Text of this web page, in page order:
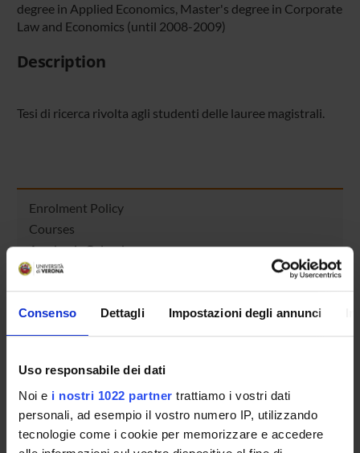
Consenso Dettagli Impostazioni degli annunci
Uso responsabile dei dati
Noi e i nostri 1022 partner trattiamo i vostri dati
personali, ad esempio il vostro numero IP, utilizzando
tecnologie come i cookie per memorizzare e accedere
degree in Applied Economics, Master's degree in Corporate
Law and Economics (until 2008-2009)
Description
Tesi di ricerca rivolta agli studenti delle lauree magistrali.
Enrolment Policy
Courses
Academic Calendar
Degree Programme
Lesson timetable
Exam calendar
Notices
Governing bodies
Faculty staff
Scholarships and Grants
Housing service